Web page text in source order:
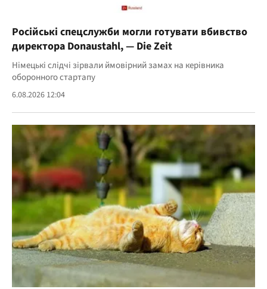
Російські спецслужби могли готувати вбивство
директора Donaustahl, — Die Zeit
Німецькі слідчі зірвали ймовірний замах на керівника
оборонного стартапу
6.08.2026 12:04